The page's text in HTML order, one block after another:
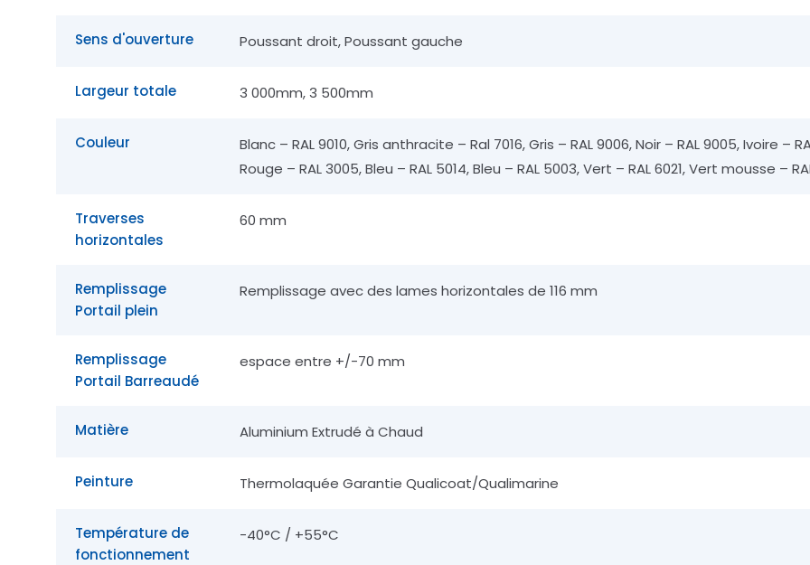
Sens d'ouverture Poussant droit, Poussant gauche
Largeur totale 3 000mm, 3 500mm
Couleur
Blanc – RAL 9010, Gris anthracite – Ral 7016, Gris – RAL 9006, Noir – RAL 9005, Ivoire –
Rouge – RAL 3005, Bleu – RAL 5014, Bleu – RAL 5003, Vert – RAL 6021, Vert mousse –
Traverses
horizontales
60 mm
Remplissage
Portail plein
Remplissage avec des lames horizontales de 116 mm
Remplissage
Portail Barreaudé
espace entre +/-70 mm
Matière Aluminium Extrudé à Chaud
Peinture Thermolaquée Garantie Qualicoat/Qualimarine
Température de
fonctionnement
-40°C / +55°C